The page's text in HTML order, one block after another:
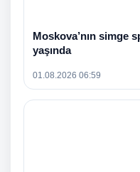
Moskova’nın simge
yaşında
01.08.2026 06:59